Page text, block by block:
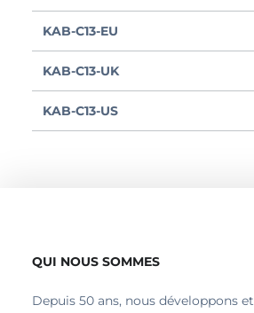
KAB-C13-EU
KAB-C13-UK
KAB-C13-US
QUI NOUS SOMMES
Depuis 50 ans, nous développons et